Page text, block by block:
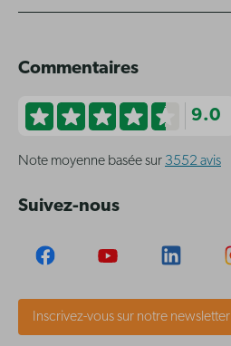
Commentaires
9.0
Note moyenne basée sur 3552 avis
Suivez-nous
Inscrivez-vous sur notre newsletter